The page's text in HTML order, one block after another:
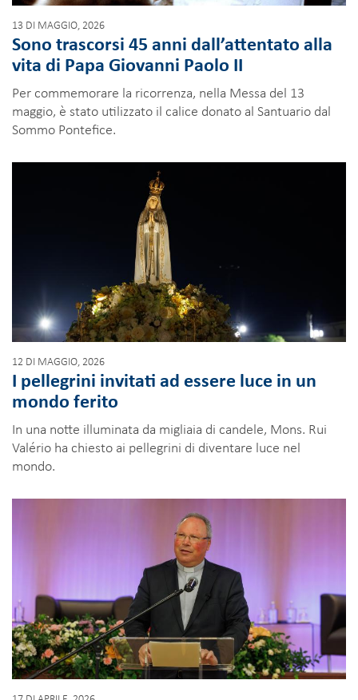
13 DI MAGGIO, 2026
Sono trascorsi 45 anni dall’attentato alla
vita di Papa Giovanni Paolo II
Per commemorare la ricorrenza, nella Messa del 13
maggio, è stato utilizzato il calice donato al Santuario dal
Sommo Pontefice.
12 DI MAGGIO, 2026
I pellegrini invitati ad essere luce in un
mondo ferito
In una notte illuminata da migliaia di candele, Mons. Rui
Valério ha chiesto ai pellegrini di diventare luce nel
mondo.